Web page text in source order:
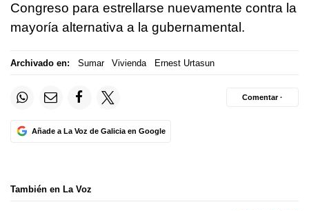
Congreso para estrellarse nuevamente contra la
mayoría alternativa a la gubernamental.
Archivado en: Sumar Vivienda Ernest Urtasun
Añade a La Voz de Galicia en Google
Comentar ·
También en La Voz